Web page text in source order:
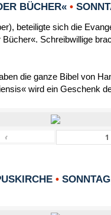
BÜCHER« •
beteiligte sich die
Schreibwillige
die ganze Bibel von
wird ein Geschenk
‹
•